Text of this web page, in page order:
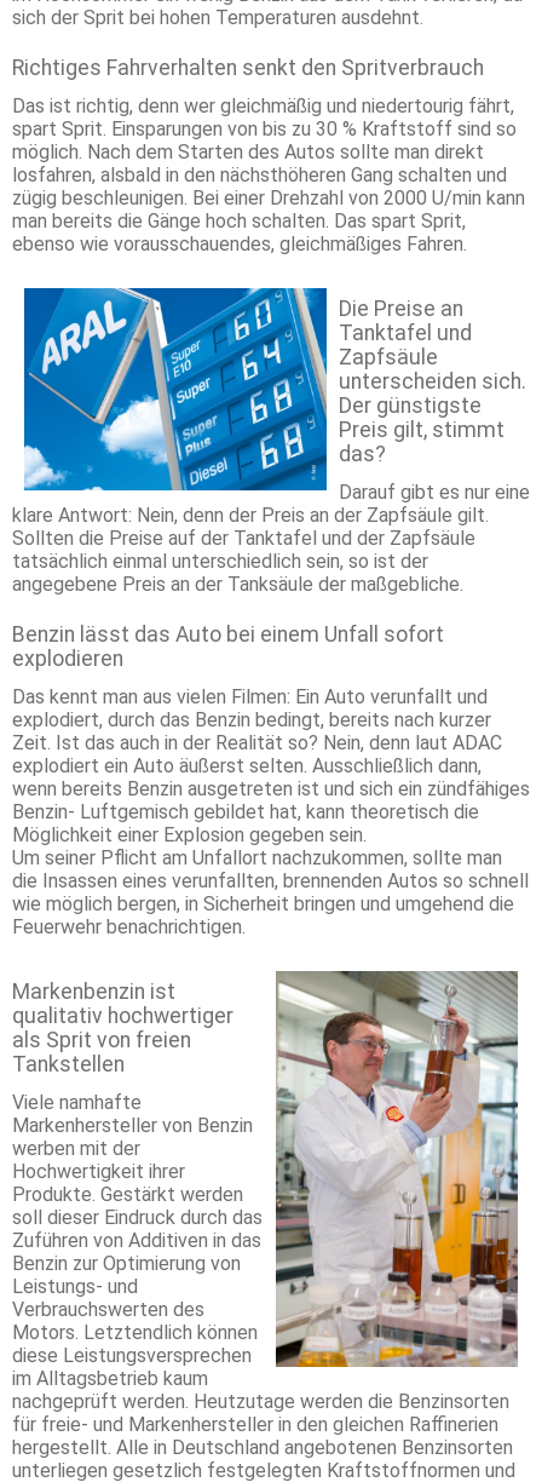
sich der Sprit bei hohen Temperaturen ausdehnt.
Richtiges Fahrverhalten senkt den Spritverbrauch
Das ist richtig, denn wer gleichmäßig und niedertourig fährt,
spart Sprit. Einsparungen von bis zu 30 % Kraftstoff sind so
möglich. Nach dem Starten des Autos sollte man direkt
losfahren, alsbald in den nächsthöheren Gang schalten und
zügig beschleunigen. Bei einer Drehzahl von 2000 U/min kann
man bereits die Gänge hoch schalten. Das spart Sprit,
ebenso wie vorausschauendes, gleichmäßiges Fahren.
Die Preise an
Tanktafel und
Zapfsäule
unterscheiden sich.
Der günstigste
Preis gilt, stimmt
das?
Darauf gibt es nur eine
klare Antwort: Nein, denn der Preis an der Zapfsäule gilt.
Sollten die Preise auf der Tanktafel und der Zapfsäule
tatsächlich einmal unterschiedlich sein, so ist der
angegebene Preis an der Tanksäule der maßgebliche.
Benzin lässt das Auto bei einem Unfall sofort
explodieren
Das kennt man aus vielen Filmen: Ein Auto verunfallt und
explodiert, durch das Benzin bedingt, bereits nach kurzer
Zeit. Ist das auch in der Realität so? Nein, denn laut ADAC
explodiert ein Auto äußerst selten. Ausschließlich dann,
wenn bereits Benzin ausgetreten ist und sich ein zündfähiges
Benzin- Luftgemisch gebildet hat, kann theoretisch die
Möglichkeit einer Explosion gegeben sein.
Um seiner Pflicht am Unfallort nachzukommen, sollte man
die Insassen eines verunfallten, brennenden Autos so schnell
wie möglich bergen, in Sicherheit bringen und umgehend die
Feuerwehr benachrichtigen.
Markenbenzin ist
qualitativ hochwertiger
als Sprit von freien
Tankstellen
Viele namhafte
Markenhersteller von Benzin
werben mit der
Hochwertigkeit ihrer
Produkte. Gestärkt werden
soll dieser Eindruck durch das
Zuführen von Additiven in das
Benzin zur Optimierung von
Leistungs- und
Verbrauchswerten des
Motors. Letztendlich können
diese Leistungsversprechen
im Alltagsbetrieb kaum
nachgeprüft werden. Heutzutage werden die Benzinsorten
für freie- und Markenhersteller in den gleichen Raffinerien
hergestellt. Alle in Deutschland angebotenen Benzinsorten
unterliegen gesetzlich festgelegten Kraftstoffnormen und